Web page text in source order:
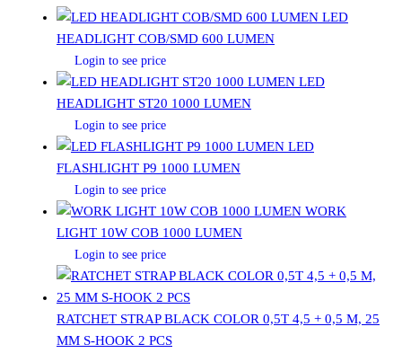
LED
HEADLIGHT COB/SMD 600 LUMEN
Login to see price
LED
HEADLIGHT ST20 1000 LUMEN
Login to see price
LED
FLASHLIGHT P9 1000 LUMEN
Login to see price
WORK
LIGHT 10W COB 1000 LUMEN
Login to see price
RATCHET STRAP BLACK COLOR 0,5T 4,5 + 0,5 M, 25
MM S-HOOK 2 PCS